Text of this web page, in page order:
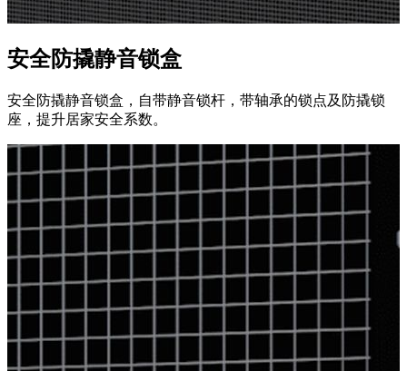
安全防撬静音锁盒
安全防撬静音锁盒，自带静音锁杆，带轴承的锁点及防撬锁
座，提升居家安全系数。